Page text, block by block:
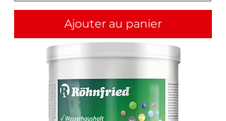
Ajouter au panier